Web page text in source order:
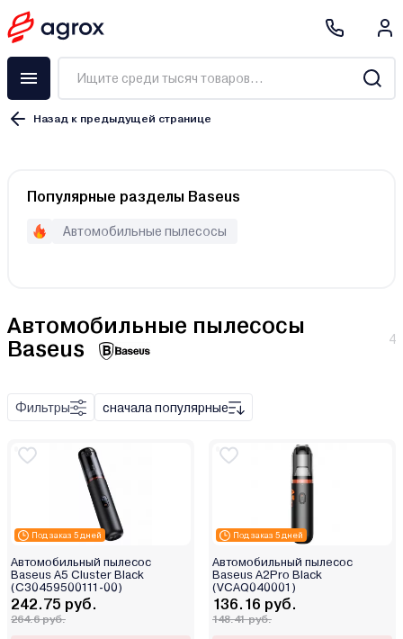
Назад к предыдущей странице
Популярные разделы Baseus
Автомобильные пылесосы
Автомобильные пылесосы
Baseus
4
Аккумулятор
Фильтры сначала популярные
Под заказ 5 дней
Автомобильный пылесос
Baseus A5 Cluster Black
(C30459500111-00)
242.75 руб.
264.6 руб.
Под заказ 5 дней
Автомобильный пылесос
Baseus A2Pro Black
(VCAQ040001)
136.16 руб.
148.41 руб.